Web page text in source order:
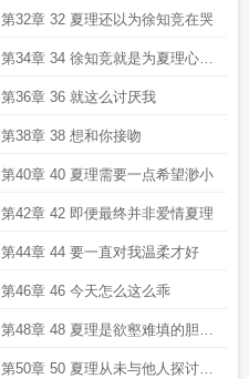
爱
第32章 32 夏理还以为徐知竞在哭
第34章 34 徐知竞就是为夏理心动
不
第36章 36 就这么讨厌我
第38章 38 想和你接吻
第40章 40 夏理需要一点希望渺小
第42章 42 即便最终并非爱情夏理
第44章 44 要一直对我温柔才好
第46章 46 今天怎么这么乖
第48章 48 夏理是欲壑难填的胆小
鬼
第50章 50 夏理从未与他人探讨过